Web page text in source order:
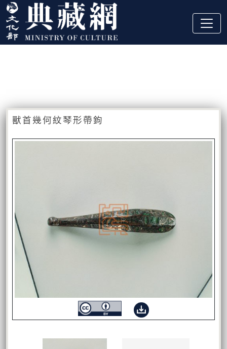
跳到主要內容
:::
獸首幾何紋琴形帶鉤